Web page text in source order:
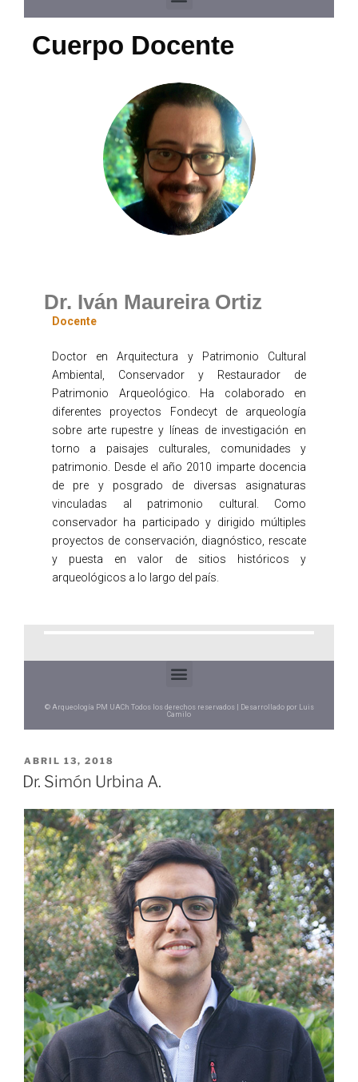
Cuerpo Docente
Dr. Iván Maureira Ortiz
Docente
Doctor en Arquitectura y Patrimonio Cultural
Ambiental, Conservador y Restaurador de
Patrimonio Arqueológico. Ha colaborado en
diferentes proyectos Fondecyt de arqueología
sobre arte rupestre y líneas de investigación en
torno a paisajes culturales, comunidades y
patrimonio. Desde el año 2010 imparte docencia
de pre y posgrado de diversas asignaturas
vinculadas al patrimonio cultural. Como
conservador ha participado y dirigido múltiples
proyectos de conservación, diagnóstico, rescate
y puesta en valor de sitios históricos y
arqueológicos a lo largo del país.
© Arqueología PM UACh Todos los derechos reservados | Desarrollado por Luis
Camilo
ABRIL 13, 2018
Dr. Simón Urbina A.